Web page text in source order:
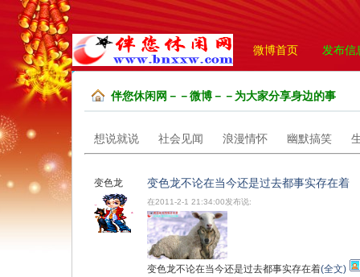
微博首页 发布信
伴您休闲网－－微博－－为大家分享身边的事
想说就说 社会见闻 浪漫情怀 幽默搞笑
变色龙 变色龙不论在当今还是过去都事实存在着
在2011-2-1 21:34:00发布说:
变色龙不论在当今还是过去都事实存在着(全文)